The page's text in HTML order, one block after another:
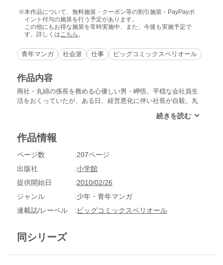
本作品について、無料施策・クーポン等の割引施策・PayPayポ
イント付与の施策を行う予定があります。
この他にもお得な施策を常時実施中、また、今後も実施予定で
す。詳しくはこちら 。
青年マンガ 社会派 仕事 ビッグコミックスペリオール
作品内容
商社・丸綿の係長を務める心優しい男・岬悟。平穏な会社員生
活をおくっていたが、ある日、経営悪化に伴い社長が自殺。丸
仁義なき戦いに、心優しき会社員ヒーロー・岬悟が立ち向か
作品情報
ページ数
207ページ
出版社
小学館
提供開始日
2010/02/26
ジャンル
少年・青年マンガ
連載誌/レーベル
ビッグコミックスペリオール
同シリーズ